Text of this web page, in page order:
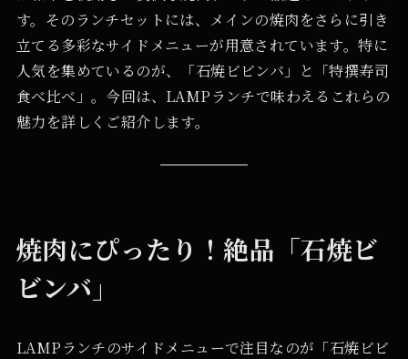
す。そのランチセットには、メインの焼肉をさらに引き
立てる多彩なサイドメニューが用意されています。特に
人気を集めているのが、「石焼ビビンバ」と「特撰寿司
食べ比べ」。今回は、LAMPランチで味わえるこれらの
魅力を詳しくご紹介します。
焼肉にぴったり！絶品「石焼ビ
ビンバ」
LAMPランチのサイドメニューで注目なのが「石焼ビビ